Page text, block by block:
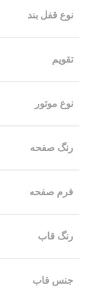
نوع قفل بند
تقویم
نوع موتور
رنگ صفحه
فرم صفحه
رنگ قاب
جنس قاب